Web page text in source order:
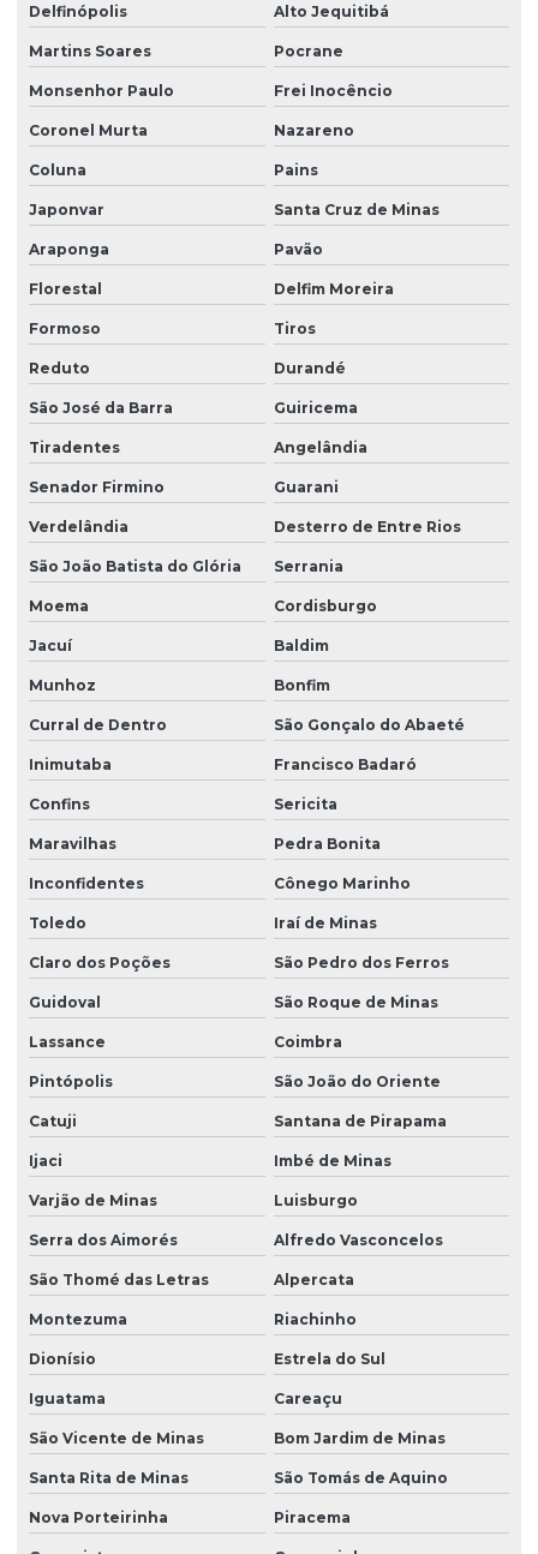
Delfinópolis Alto Jequitibá
Martins Soares Pocrane
Monsenhor Paulo Frei Inocêncio
Coronel Murta Nazareno
Coluna Pains
Japonvar Santa Cruz de Minas
Araponga Pavão
Florestal Delfim Moreira
Formoso Tiros
Reduto Durandé
São José da Barra Guiricema
Tiradentes Angelândia
Senador Firmino Guarani
Verdelândia Desterro de Entre Rios
São João Batista do Glória Serrania
Moema Cordisburgo
Jacuí Baldim
Munhoz Bonfim
Curral de Dentro São Gonçalo do Abaeté
Inimutaba Francisco Badaró
Confins Sericita
Maravilhas Pedra Bonita
Inconfidentes Cônego Marinho
Toledo Iraí de Minas
Claro dos Poções São Pedro dos Ferros
Guidoval São Roque de Minas
Lassance Coimbra
Pintópolis São João do Oriente
Catuji Santana de Pirapama
Ijaci Imbé de Minas
Varjão de Minas Luisburgo
Serra dos Aimorés Alfredo Vasconcelos
São Thomé das Letras Alpercata
Montezuma Riachinho
Dionísio Estrela do Sul
Iguatama Careaçu
São Vicente de Minas Bom Jardim de Minas
Santa Rita de Minas São Tomás de Aquino
Nova Porteirinha Piracema